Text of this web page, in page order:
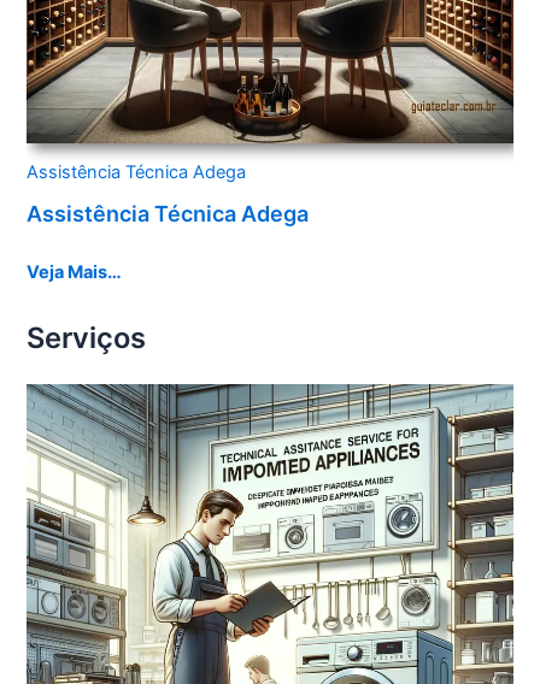
Assistência Técnica Adega
Assistência Técnica Adega
Veja Mais…
Serviços